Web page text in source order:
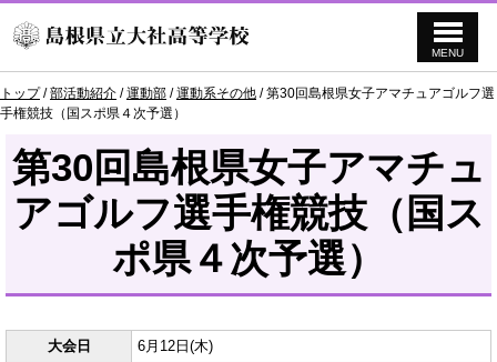
MENU
現
在
置：
トップ/部活動紹介 /運動部 /運動系その他 /第30回島根県女子アマチュアゴルフ選
手権競技（国スポ県４次予選）
第30回島根県女子アマチュ
アゴルフ選手権競技（国ス
ポ県４次予選）
大会日
6月12日(木)